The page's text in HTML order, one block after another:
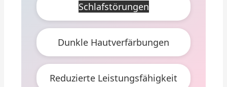
Schlafstörungen
Dunkle Hautverfärbungen
Reduzierte Leistungsfähigkeit